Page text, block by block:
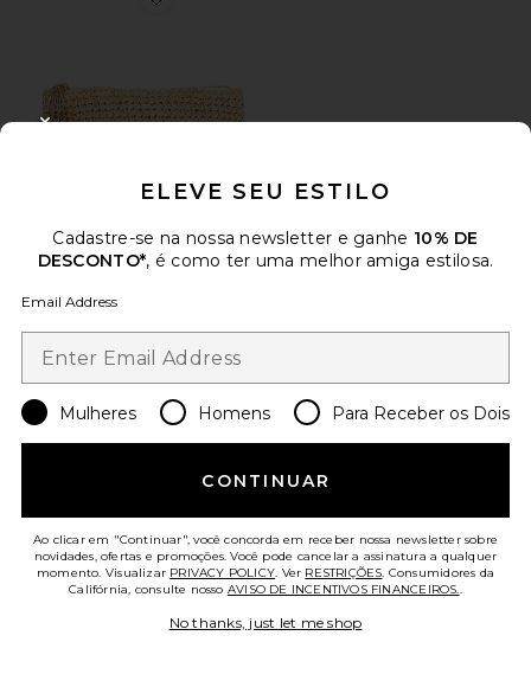
Favorite Alegre Crochet Raffia Clutch
Alegre Crochet Raffia Clutch
florabella
$79
Favorite Lali Maxi Skirt Set
ELEVE SEU ESTILO
Cadastre-se na nossa newsletter e ganhe 10% DE
DESCONTO*, é como ter uma melhor amiga estilosa.
Email Address
Mulheres Homens Para Receber os Dois
CONTINUAR
Ao clicar em "Continuar", você concorda em receber nossa newsletter sobre
novidades, ofertas e promoções. Você pode cancelar a assinatura a qualquer
momento. Visualizar PRIVACY POLICY. Ver RESTRIÇÕES. Consumidores da
Califórnia, consulte nosso AVISO DE INCENTIVOS FINANCEIROS..
No thanks, just let me shop